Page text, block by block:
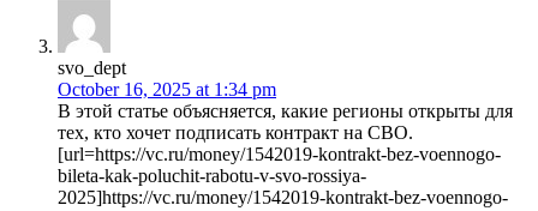
svo_dept
October 16, 2025 at 1:34 pm
В этой статье объясняется, какие регионы открыты для
тех, кто хочет подписать контракт на СВО.
[url=https://vc.ru/money/1542019-kontrakt-bez-voennogo-
bileta-kak-poluchit-rabotu-v-svo-rossiya-
2025]https://vc.ru/money/1542019-kontrakt-bez-voennogo-